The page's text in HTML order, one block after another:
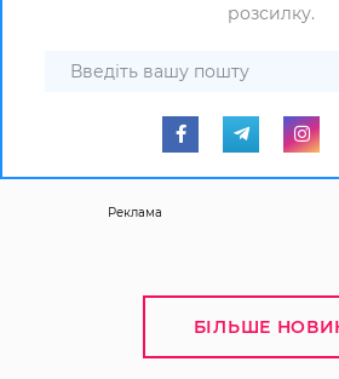
розсилку.
Реклама
БІЛЬШЕ